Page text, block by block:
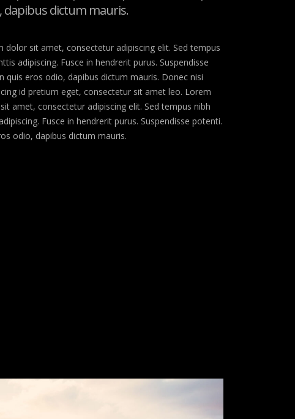
dapibus dictum mauris.
dolor sit amet, consectetur adipiscing elit. Sed tempus
adipiscing. Fusce in hendrerit purus. Suspendisse
quis eros odio, dapibus dictum mauris. Donec nisi
id pretium eget, consectetur sit amet leo. Lorem
amet, consectetur adipiscing elit. Sed tempus nibh
Fusce in hendrerit purus. Suspendisse potenti.
odio, dapibus dictum mauris.